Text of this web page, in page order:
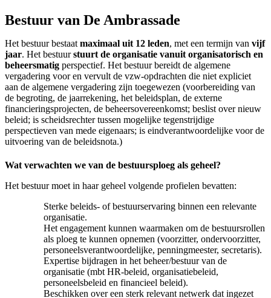
Bestuur van De Ambrassade
Het bestuur bestaat maximaal uit 12 leden, met een termijn van vijf
jaar. Het bestuurstuurt de organisatie vanuit organisatorisch en
beheersmatig perspectief. Het bestuur bereidt de algemene
vergadering voor en vervult de vzw-opdrachten die niet expliciet
aan de algemene vergadering zijn toegewezen (voorbereiding van
de begroting, de jaarrekening, het beleidsplan, de externe
financieringsprojecten, de beheersovereenkomst; beslist over nieuw
beleid; is scheidsrechter tussen mogelijke tegenstrijdige
perspectieven van mede eigenaars; is eindverantwoordelijke voor de
uitvoering van de beleidsnota.)
Wat verwachten we van de bestuursploeg als geheel?
Het bestuur moet in haar geheel volgende profielen bevatten:
Sterke beleids- of bestuurservaring binnen een relevante
organisatie.
Het engagement kunnen waarmaken om de bestuursrollen
als ploeg te kunnen opnemen (voorzitter, ondervoorzitter,
personeelsverantwoordelijke, penningmeester, secretaris).
Expertise bijdragen in het beheer/bestuur van de
organisatie (mbt HR-beleid, organisatiebeleid,
personeelsbeleid en financieel beleid).
Beschikken over een sterk relevant netwerk dat ingezet